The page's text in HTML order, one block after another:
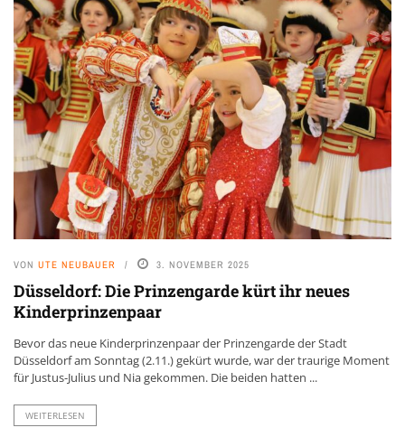
VON UTE NEUBAUER 3. NOVEMBER 2025
Düsseldorf: Die Prinzengarde kürt ihr neues
Kinderprinzenpaar
Bevor das neue Kinderprinzenpaar der Prinzengarde der Stadt
Düsseldorf am Sonntag (2.11.) gekürt wurde, war der traurige Moment
für Justus-Julius und Nia gekommen. Die beiden hatten ...
WEITERLESEN